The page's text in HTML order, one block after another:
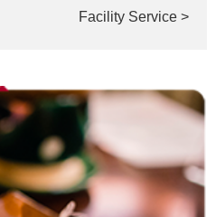
Facility Service >